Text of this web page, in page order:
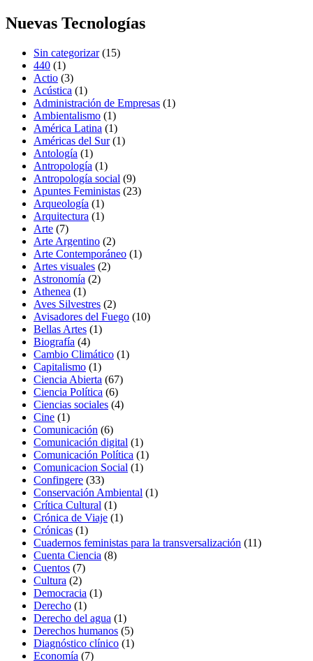
Nuevas Tecnologías
Sin categorizar 1515
440 11
producto
Actio 33
productos
Acústica 11
producto
Administración de Empresas 11
Ambientalismo 11
producto
América Latina 11
producto
Américas del Sur 11
Antología 11
producto
Antropología 11
producto
Antropología social 99
productos
Apuntes Feministas 2323
Arqueología 11
producto
Arquitectura 11
Arte 77
productos
Arte Argentino 22
productos
Arte Contemporáneo 11
Artes visuales 22
Astronomía 22
Athenea 11
producto
Aves Silvestres 22
productos
Avisadores del Fuego 1010
Bellas Artes 11
Biografía 44
productos
Cambio Climático 11
Capitalismo 11
producto
Ciencia Abierta 6767
Ciencia Política 66
productos
Ciencias sociales 44
Cine 11
producto
Comunicación 66
productos
Comunicación digital 11
producto
Comunicación Política 11
Comunicacion Social 11
Confingere 3333
productos
Conservación Ambiental 11
Crítica Cultural 11
producto
Crónica de Viaje 11
Crónicas 11
producto
Cuadernos feministas para la transversalización 1111
Cuenta Ciencia 88
Cuentos 77
productos
Cultura 22
productos
Democracia 11
Derecho 11
producto
Derecho del agua 11
producto
Derechos humanos 55
productos
Diagnóstico clínico 11
Economía 77